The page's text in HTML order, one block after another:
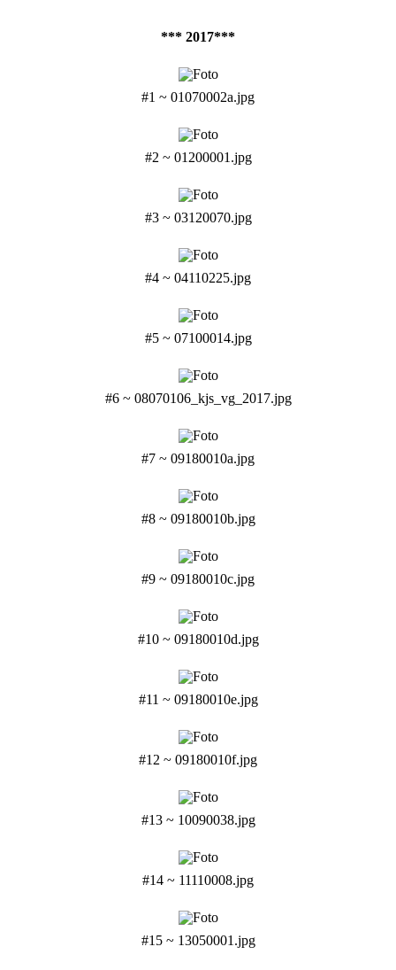
*** 2017***
#1 ~ 01070002a.jpg
#2 ~ 01200001.jpg
#3 ~ 03120070.jpg
#4 ~ 04110225.jpg
#5 ~ 07100014.jpg
#6 ~ 08070106_kjs_vg_2017.jpg
#7 ~ 09180010a.jpg
#8 ~ 09180010b.jpg
#9 ~ 09180010c.jpg
#10 ~ 09180010d.jpg
#11 ~ 09180010e.jpg
#12 ~ 09180010f.jpg
#13 ~ 10090038.jpg
#14 ~ 11110008.jpg
#15 ~ 13050001.jpg